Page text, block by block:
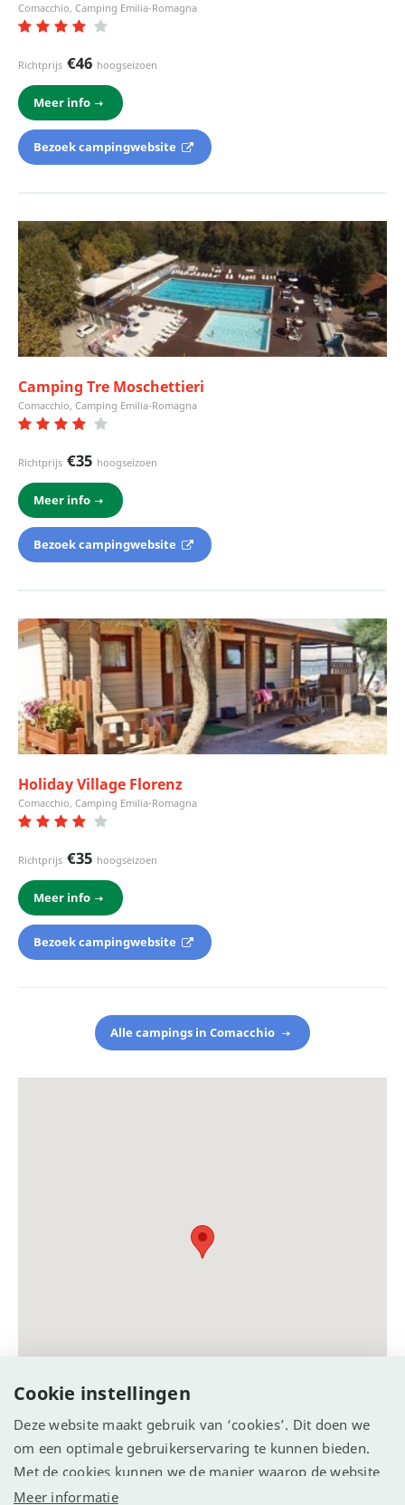
Comacchio, Camping Emilia-Romagna
Richtprijs €46 hoogseizoen
Meer info
Bezoek campingwebsite
Camping Tre Moschettieri
Comacchio, Camping Emilia-Romagna
Richtprijs €35 hoogseizoen
Meer info
Bezoek campingwebsite
Holiday Village Florenz
Comacchio, Camping Emilia-Romagna
Richtprijs €35 hoogseizoen
Meer info
Bezoek campingwebsite
Alle campings in Comacchio
Cookie instellingen
Deze website maakt gebruik van ‘cookies’. Dit doen we
om een optimale gebruikerservaring te kunnen bieden.
Met de cookies kunnen we de manier waarop de website
wordt gebruikt vastleggen en analyseren. We willen
Meer informatie